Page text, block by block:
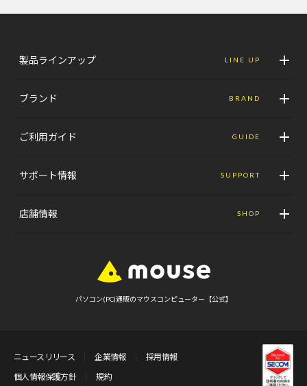
製品ラインアップ LINE UP
ブランド BRAND
ご利用ガイド GUIDE
サポート情報 SUPPORT
店舗情報 SHOP
パソコン(PC)通販のマウスコンピューター【公式】
ニュースリリース 企業情報
採用情報
個人情報保護方針
規約